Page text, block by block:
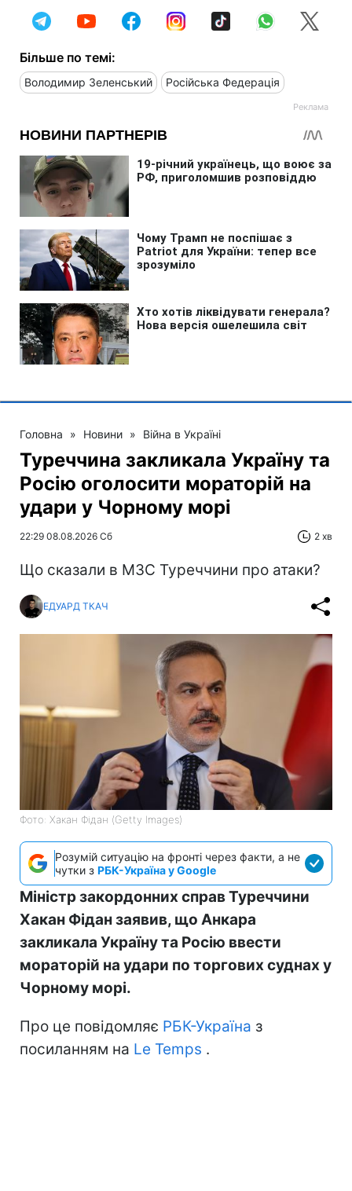
Більше по темі:
Володимир Зеленський Російська Федерація
Головна » Новини » Війна в Україні
Туреччина закликала Україну та
Росію оголосити мораторій на
удари у Чорному морі
22:29 08.08.2026 Сб 2 хв
Що сказали в МЗС Туреччини про атаки?
ЕДУАРД ТКАЧ
Фото: Хакан Фідан (Getty Images)
Розумій ситуацію на фронті через факти, а не
чутки з РБК-Україна у Google
Міністр закордонних справ Туреччини
Хакан Фідан заявив, що Анкара
закликала Україну та Росію ввести
мораторій на удари по торгових суднах у
Чорному морі.
Про це повідомляє РБК-Україна з
посиланням на Le Temps .